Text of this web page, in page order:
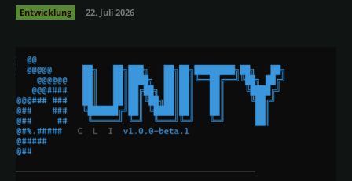
Entwicklung 22. Juli 2026